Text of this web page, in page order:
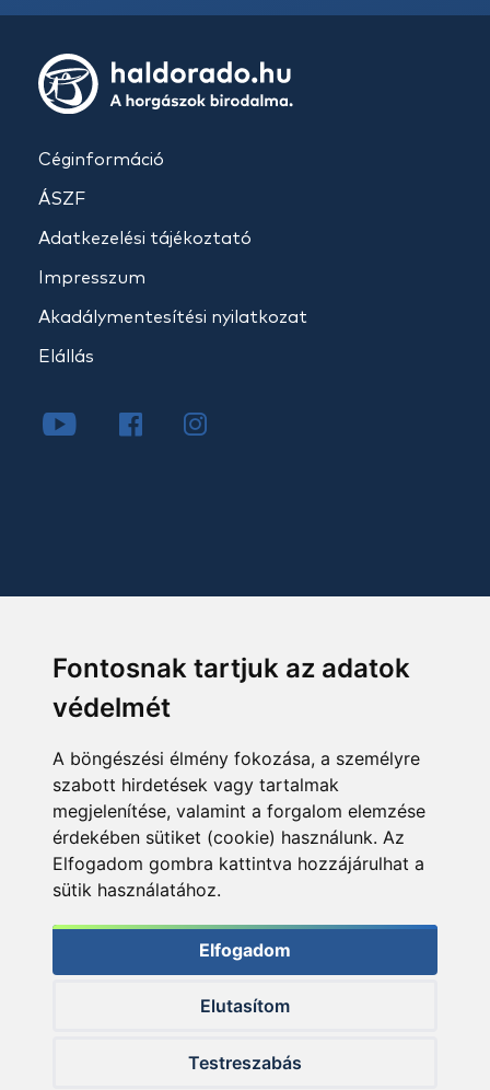
Fontosnak tartjuk az adatok
védelmét
A böngészési élmény fokozása, a személyre
szabott hirdetések vagy tartalmak
megjelenítése, valamint a forgalom elemzése
érdekében sütiket (cookie) használunk. Az
Elfogadom gombra kattintva hozzájárulhat a
sütik használatához.
Elfogadom
Elutasítom
Testreszabás
Céginformáció
ÁSZF
Adatkezelési tájékoztató
Impresszum
Akadálymentesítési nyilatkozat
Elállás